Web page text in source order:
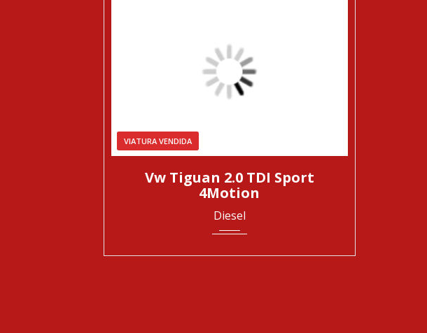
VIATURA VENDIDA
227700
Vw Tiguan 2.0 TDI Sport
4Motion
Diesel